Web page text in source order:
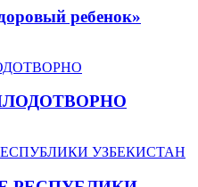
ребенок»